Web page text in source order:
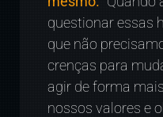
questionar essas
que não
crenças para
agir de forma
nossos valores e